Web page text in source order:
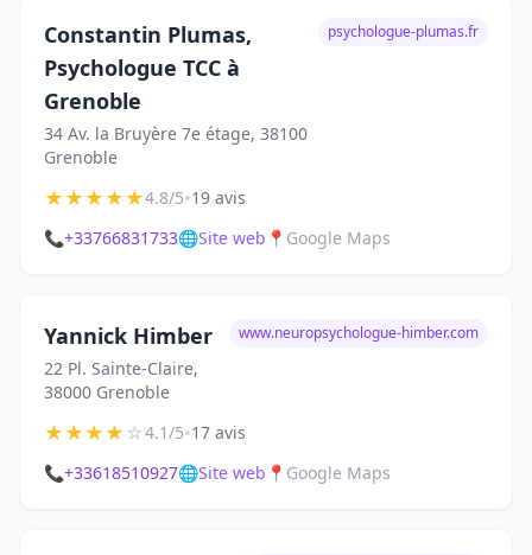
Constantin Plumas,
Psychologue TCC à
Grenoble
34 Av. la Bruyère 7e étage, 38100
Grenoble
psychologue-plumas.fr
★★★★★4.8/5•19 avis
📞+33766831733🌐Site web 📍 Google Maps
Yannick Himber
22 Pl. Sainte-Claire,
38000 Grenoble
www.neuropsychologue-himber.com
★★★★☆4.1/5•17 avis
📞+33618510927🌐Site web 📍 Google Maps